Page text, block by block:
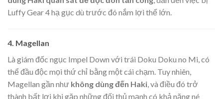
Luffy Gear 4 hạ gục dù trước đó nắm lợi thế lớn.
4. Magellan
Là giám đốc ngục Impel Down với trái Doku Doku no Mi, có
thể đầu độc mọi thứ chỉ bằng một cái chạm. Tuy nhiên,
Magellan gần như không dùng đến Haki, và điều đó trở
thành bất lợi khi gặp những đối thủ mạnh có khả năng né